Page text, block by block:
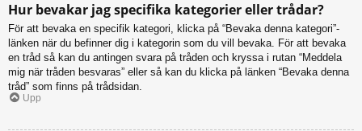
Hur bevakar jag specifika kategorier eller trådar?
För att bevaka en specifik kategori, klicka på “Bevaka denna kategori”-
länken när du befinner dig i kategorin som du vill bevaka. För att bevaka
en tråd så kan du antingen svara på tråden och kryssa i rutan “Meddela
mig när tråden besvaras” eller så kan du klicka på länken “Bevaka denna
tråd” som finns på trådsidan.
Upp